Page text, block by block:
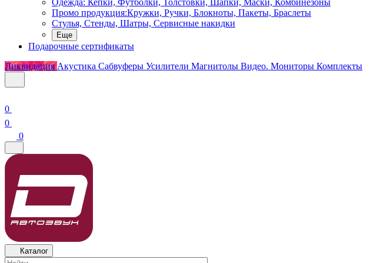
Одежда: Кепки, Футболки, Толстовки, Шапки, Маски, Комбинезоны
Промо продукция:Кружки, Ручки, Блокноты, Пакеты, Браслеты
Стулья, Стенды, Шатры, Сервисные накидки
Еще
Подарочные сертификаты
Ликвидация Акустика Сабвуферы Усилители Магнитолы Видео. Мониторы Комплекты
0
0
0
Каталог